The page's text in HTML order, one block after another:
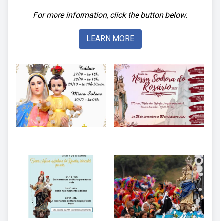
For more information, click the button below.
LEARN MORE